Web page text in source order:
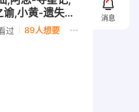
,小黄-遗失的
过 89人想要
消息